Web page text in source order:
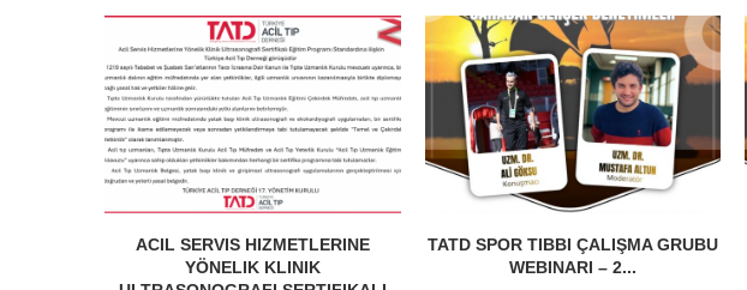
ACIL SERVIS HIZMETLERINE
YÖNELIK KLINIK
TATD SPOR TIBBI ÇALIŞMA GRUBU
WEBINARI – 2...